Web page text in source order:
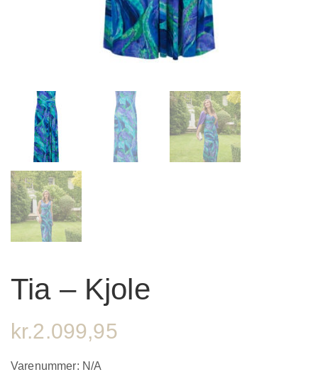
Tia – Kjole
kr.2.099,95
Varenummer: N/A